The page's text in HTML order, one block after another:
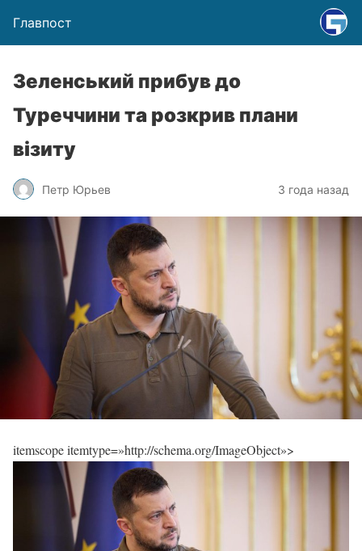
Главпост
Зеленський прибув до
Туреччини та розкрив плани
візиту
Петр Юрьев 3 года назад
itemscope itemtype=»http://schema.org/ImageObject»>